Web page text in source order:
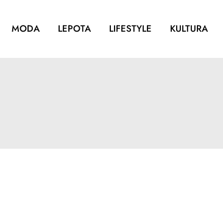
MODA LEPOTA LIFESTYLE KULTURA